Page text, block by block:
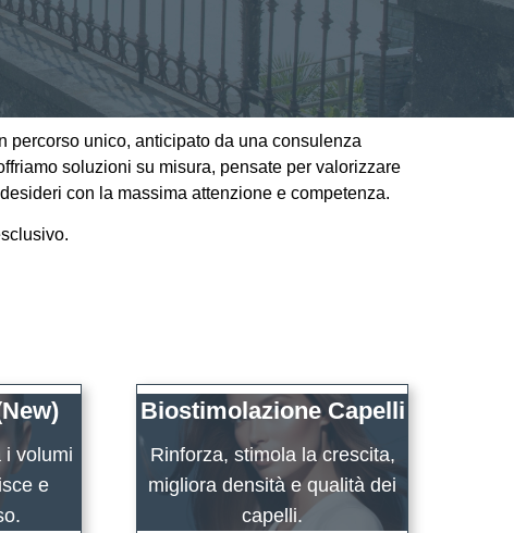
percorso unico, anticipato da una consulenza
soluzioni su misura, pensate per valorizzare
con la massima attenzione e competenza.
i volumi
e
Biostimolazione Capelli
Rinforza, stimola la crescita,
migliora densità e qualità dei
capelli.